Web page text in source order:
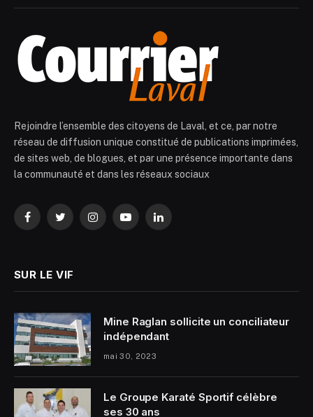
Rejoindre l’ensemble des citoyens de Laval, et ce, par notre
réseau de diffusion unique constitué de publications imprimées,
de sites web, de blogues, et par une présence importante dans
la communauté et dans les réseaux sociaux
FacebookTwitterInstagramYouTubeLinkedIn
SUR LE VIF
Mine Raglan sollicite un conciliateur
indépendant
mai 30, 2023
Le Groupe Karaté Sportif célèbre
ses 30 ans